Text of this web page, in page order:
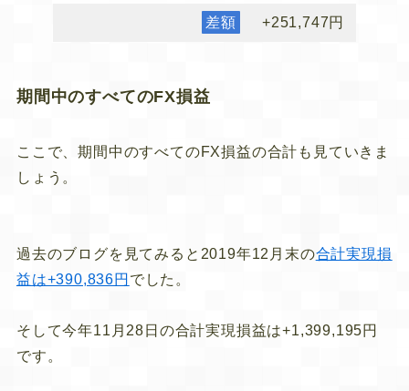
差額 +251,747円
期間中のすべてのFX損益
ここで、期間中のすべてのFX損益の合計も見ていきま
しょう。
過去のブログを見てみると2019年12月末の合計実現損
益は+390,836円 でした。
そして今年11月28日の合計実現損益は+1,399,195円
です。